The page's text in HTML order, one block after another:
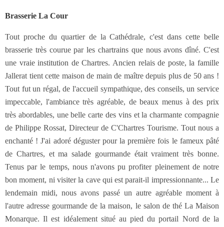
Brasserie La Cour
Tout proche du quartier de la Cathédrale, c'est dans cette belle
brasserie très courue par les chartrains que nous avons dîné. C'est
une vraie institution de Chartres. Ancien relais de poste, la famille
Jallerat tient cette maison de main de maître depuis plus de 50 ans !
Tout fut un régal, de l'accueil sympathique, des conseils, un service
impeccable, l'ambiance très agréable, de beaux menus à des prix
très abordables, une belle carte des vins et la charmante compagnie
de Philippe Rossat, Directeur de C'Chartres Tourisme. Tout nous a
enchanté ! J'ai adoré déguster pour la première fois le fameux pâté
de Chartres, et ma salade gourmande était vraiment très bonne.
Tenus par le temps, nous n'avons pu profiter pleinement de notre
bon moment, ni visiter la cave qui est parait-il impressionnante... Le
lendemain midi, nous avons passé un autre agréable moment à
l'autre adresse gourmande de la maison, le salon de thé La Maison
Monarque. Il est idéalement situé au pied du portail Nord de la